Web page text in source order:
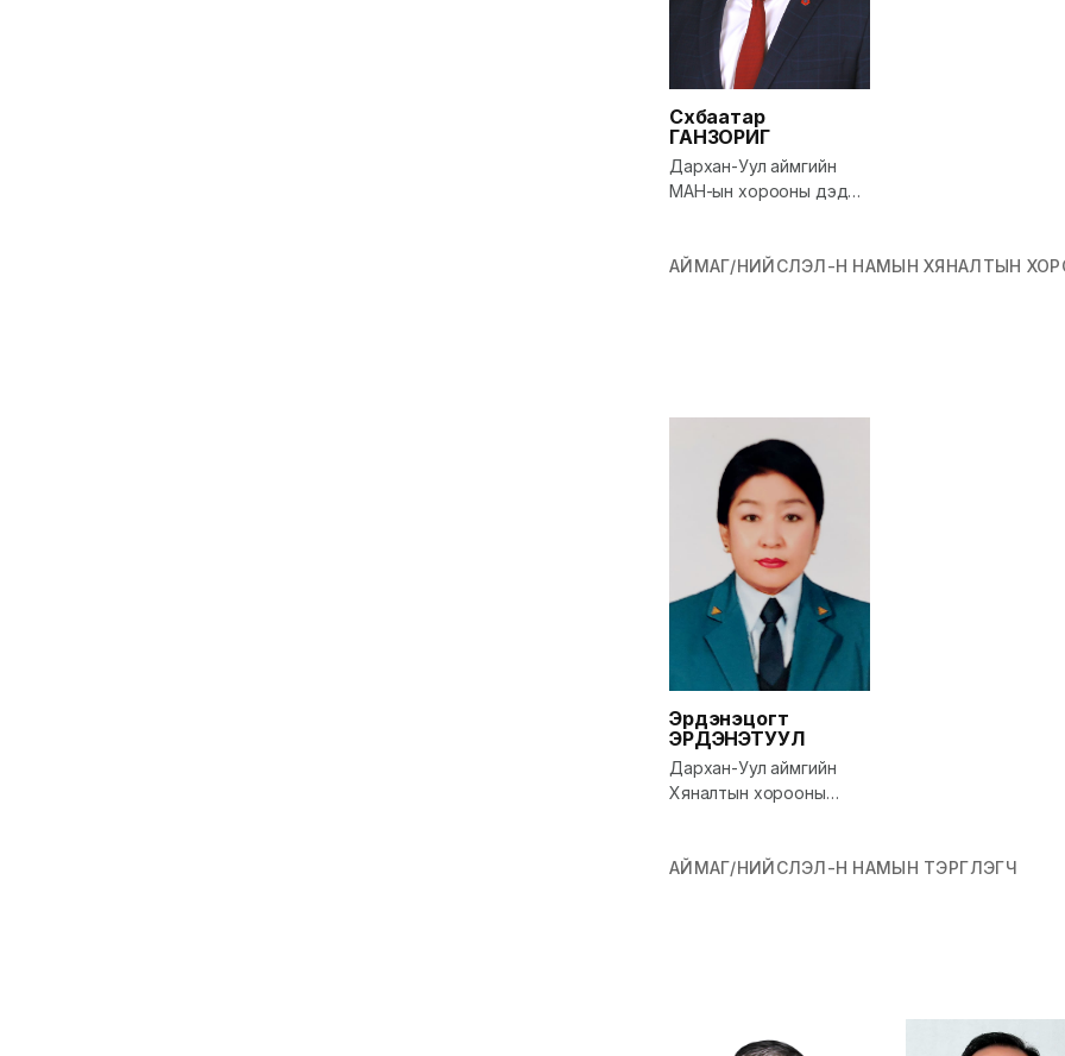
Сүхбаатар
ГАНЗОРИГ
Дархан-Уул аймгийн
МАН-ын хорооны дэд
дарга
АЙМАГ/НИЙСЛЭЛ-Н НАМЫН ХЯНАЛТЫН
Эрдэнэцогт
ЭРДЭНЭТУУЛ
Дархан-Уул аймгийн
Хяналтын хорооны
АЙМАГ/НИЙСЛЭЛ-Н НАМЫН ТЭРГҮҮЛЭГЧ